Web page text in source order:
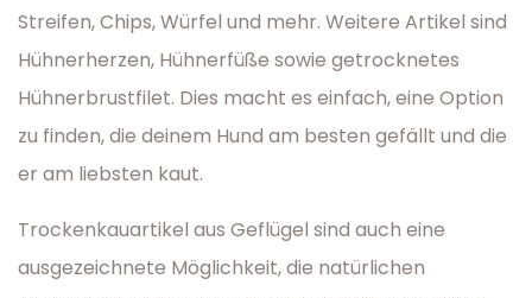
Streifen, Chips, Würfel und mehr. Weitere Artikel sind
Hühnerherzen, Hühnerfüße sowie getrocknetes
Hühnerbrustfilet. Dies macht es einfach, eine Option
zu finden, die deinem Hund am besten gefällt und die
er am liebsten kaut.
Trockenkauartikel aus Geflügel sind auch eine
ausgezeichnete Möglichkeit, die natürlichen